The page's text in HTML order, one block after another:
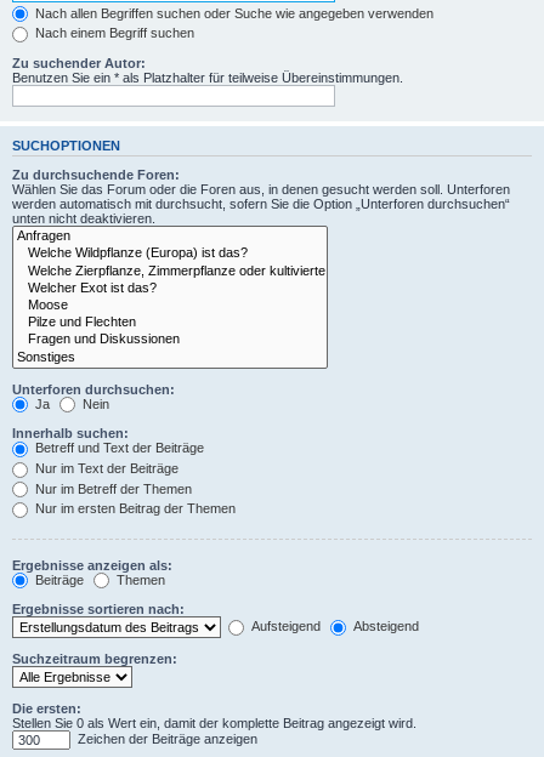
Nach allen Begriffen suchen oder Suche wie angegeben verwenden
Nach einem Begriff suchen
Zu suchender Autor:
Benutzen Sie ein * als Platzhalter für teilweise Übereinstimmungen.
SUCHOPTIONEN
Zu durchsuchende Foren:
Wählen Sie das Forum oder die Foren aus, in denen gesucht werden soll. Unterforen
werden automatisch mit durchsucht, sofern Sie die Option „Unterforen durchsuchen“
unten nicht deaktivieren.
Unterforen durchsuchen:
Ja
Nein
Innerhalb suchen:
Betreff und Text der Beiträge
Nur im Text der Beiträge
Nur im Betreff der Themen
Nur im ersten Beitrag der Themen
Ergebnisse anzeigen als:
Beiträge
Themen
Ergebnisse sortieren nach:
Aufsteigend
Absteigend
Suchzeitraum begrenzen:
Die ersten:
Stellen Sie 0 als Wert ein, damit der komplette Beitrag angezeigt wird.
Zeichen der Beiträge anzeigen